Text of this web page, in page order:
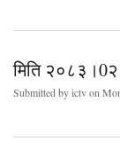
मिति
Submitted byictvon